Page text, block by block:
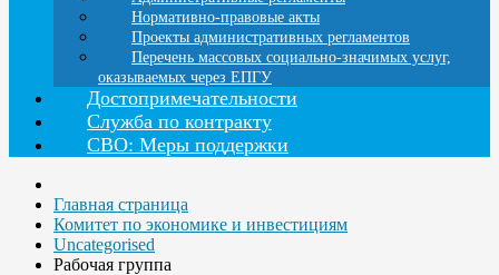
Нормативно-правовые акты
Проекты административных регламентов
Перечень массовых социально-значимых услуг,
оказываемых через ЕПГУ
Достопримечательности
Служба по контракту
СВО: Меры поддержки
Главная страница
Комитет по экономике и инвестициям
Uncategorised
Рабочая группа